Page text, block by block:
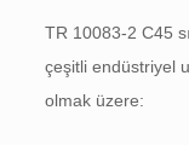
TR 10083-2 C45
çeşitli endüstriyel
olmak üzere: